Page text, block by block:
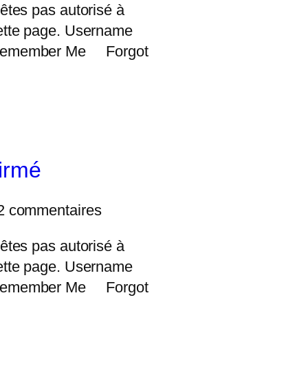
pas autorisé à
page. Username
Me Forgot
commentaires
pas autorisé à
page. Username
Me Forgot